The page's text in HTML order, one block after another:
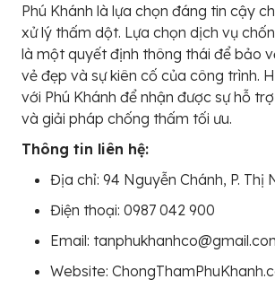
Phú Khánh là lựa chọn đáng tin cậy
xử lý thấm dột. Lựa chọn dịch vụ
là một quyết định thông thái để bảo
vẻ đẹp và sự kiên cố của công trình.
với Phú Khánh để nhận được sự hỗ
và giải pháp chống thấm tối ưu.
Thông tin liên hệ:
Địa chỉ: 94 Nguyễn Chánh, P. Thị
Điện thoại: 0987 042 900
Email:
Website: